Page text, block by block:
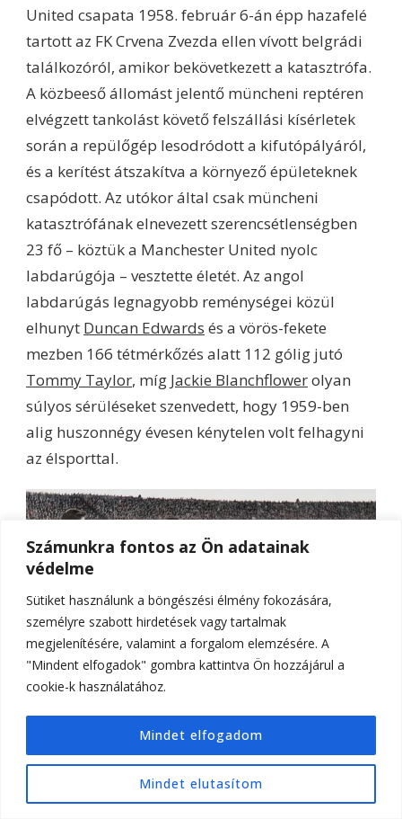
Számunkra fontos az Ön adatainak
védelme
Sütiket használunk a böngészési élmény fokozására,
személyre szabott hirdetések vagy tartalmak
megjelenítésére, valamint a forgalom elemzésére. A
"Mindent elfogadok" gombra kattintva Ön hozzájárul a
cookie-k használatához.
Mindet elutasítom
Mindet elfogadom
United csapata 1958. február 6-án épp hazafelé
tartott az FK Crvena Zvezda ellen vívott belgrádi
találkozóról, amikor bekövetkezett a katasztrófa.
A közbeeső állomást jelentő müncheni reptéren
elvégzett tankolást követő felszállási kísérletek
során a repülőgép lesodródott a kifutópályáról,
és a kerítést átszakítva a környező épületeknek
csapódott. Az utókor által csak müncheni
katasztrófának elnevezett szerencsétlenségben
23 fő – köztük a Manchester United nyolc
labdarúgója – vesztette életét. Az angol
labdarúgás legnagyobb reménységei közül
elhunyt Duncan Edwards és a vörös-fekete
mezben 166 tétmérkőzés alatt 112 gólig jutó
Tommy Taylor, míg Jackie Blanchflowerolyan
súlyos sérüléseket szenvedett, hogy 1959-ben
alig huszonnégy évesen kénytelen volt felhagyni
az élsporttal.
Az 1958-as müncheni repülőgép-
szerencsétlenségben áldozatul esett manchesteri
csapatot –közismertebb nevükön a „Busby